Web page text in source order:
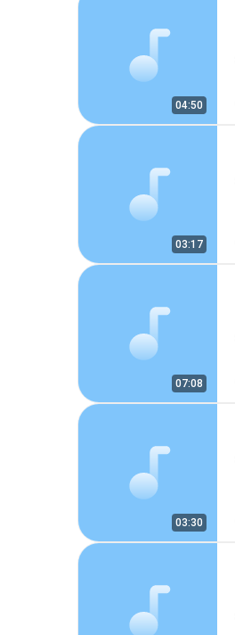
04:50
03:17
07:08
03:30